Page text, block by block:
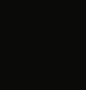
nueva
pestaña nueva
en una pestaña
en una pestaña